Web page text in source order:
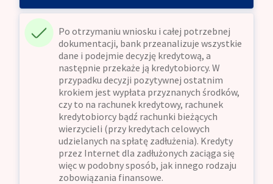
Po otrzymaniu wniosku i całej potrzebnej
dokumentacji, bank przeanalizuje wszystkie
dane i podejmie decyzję kredytową, a
następnie przekaże ją kredytobiorcy. W
przypadku decyzji pozytywnej ostatnim
krokiem jest wypłata przyznanych środków,
czy to na rachunek kredytowy, rachunek
kredytobiorcy bądź rachunki bieżących
wierzycieli (przy kredytach celowych
udzielanych na spłatę zadłużenia). Kredyty
przez Internet dla zadłużonych zaciąga się
więc w podobny sposób, jak innego rodzaju
zobowiązania finansowe.